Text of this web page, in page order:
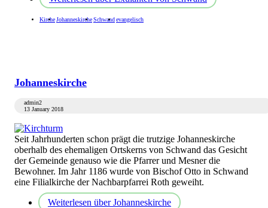
KircheJohanneskircheSchwandevangelisch
Johanneskirche
admin2
13 January 2018
Seit Jahrhunderten schon prägt die trutzige Johanneskirche
oberhalb des ehemaligen Ortskerns von Schwand das Gesicht
der Gemeinde genauso wie die Pfarrer und Mesner die
Bewohner. Im Jahr 1186 wurde von Bischof Otto in Schwand
eine Filialkirche der Nachbarpfarrei Roth geweiht.
Weiterlesen über Johanneskirche